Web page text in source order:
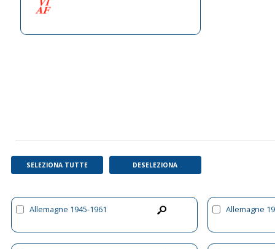
SELEZIONA TUTTE DESELEZIONA
Allemagne 1945-1961 Allemagne